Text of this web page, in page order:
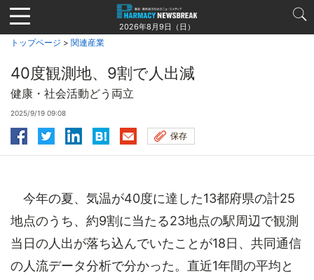
Jump
to
navigation
2026年8月9日（日）
トップページ > 関連産業
40度観測地、9割で人出減
健康・社会活動どう両立
2025/9/19 09:08
保存
今年の夏、気温が40度に達した13都府県の計25
地点のうち、約9割に当たる23地点の駅周辺で観測
当日の人出が落ち込んでいたことが18日、共同通信
の人流データ分析で分かった。直近1年間の平均と